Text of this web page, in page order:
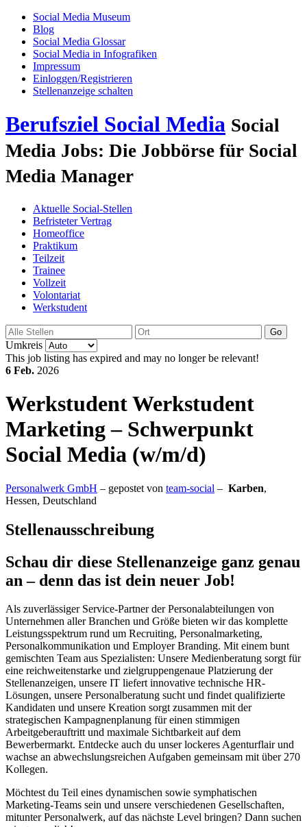
Social Media Museum
Blog
Social Media Glossar
Social Media in Infografiken
Impressum
Einloggen/Registrieren
Stellenanzeige schalten
Berufsziel Social Media Social
Media Jobs: Die Jobbörse für Social
Media Manager
Aktuelle Social-Stellen
Befristeter Vertrag
Homeoffice
Praktikum
Teilzeit
Trainee
Vollzeit
Volontariat
Werkstudent
Go
Umkreis
This job listing has expired and may no longer be relevant!
6 Feb. 2026
WerkstudentWerkstudent
Marketing – Schwerpunkt
Social Media (w/m/d)
Personalwerk GmbH – gepostet von team-social – Karben,
Hessen, Deutschland
Stellenausschreibung
Schau dir diese Stellenanzeige ganz genau
an – denn das ist dein neuer Job!
Als zuverlässiger Service-Partner der Personalabteilungen von
Unternehmen aller Branchen und Größe bieten wir das komplette
Leistungsspektrum rund um Recruiting, Personalmarketing,
Personalkommunikation und Employer Branding. Mit einem bunt
gemischten Team aus Spezialisten: Unsere Medienberatung sorgt für
eine reichweitenstarke und zielgruppengenaue Platzierung der
Stellenanzeigen, unsere IT liefert innovative technische HR-
Lösungen, unsere Personalberatung sucht und findet qualifizierte
Kandidaten und unsere Kreation sorgt zusammen mit der
strategischen Kampagnenplanung für einen stimmigen
Arbeitgeberauftritt und maximale Sichtbarkeit auf dem
Bewerbermarkt. Entdecke auch du unser lockeres Agenturflair und
wachse an abwechslungsreichen Aufgaben gemeinsam mit über 270
Kollegen.
Möchtest du Teil eines dynamischen sowie symphatischen
Marketing-Teams sein und unsere verschiedenen Gesellschaften,
mitunter Personalwerk, auf das nächste Level bringen? Dann suchen